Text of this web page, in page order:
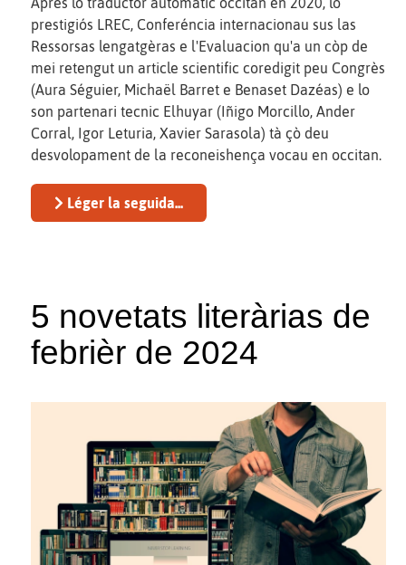
prestigiós LREC, Conferéncia internacionau sus las
Ressorsas lengatgèras e l'Evaluacion qu'a un còp de
mei retengut un article scientific coredigit peu Congrès
(Aura Séguier, Michaël Barret e Benaset Dazéas) e lo
son partenari tecnic Elhuyar (Iñigo Morcillo, Ander
Corral, Igor Leturia, Xavier Sarasola) tà çò deu
desvolopament de la reconeishença vocau en occitan.
Léger la seguida...
5 novetats literàrias de
febrièr de 2024